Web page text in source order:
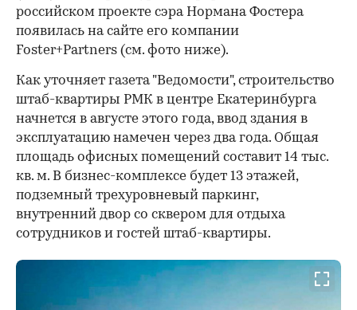
российском проекте сэра Нормана Фостера
появилась на сайте его компании
Foster+Partners (см. фото ниже).
Как уточняет газета "Ведомости", строительство
штаб-квартиры РМК в центре Екатеринбурга
начнется в августе этого года, ввод здания в
эксплуатацию намечен через два года. Общая
площадь офисных помещений составит 14 тыс.
кв. м. В бизнес-комплексе будет 13 этажей,
подземный трехуровневый паркинг,
внутренний двор со сквером для отдыха
сотрудников и гостей штаб-квартиры.